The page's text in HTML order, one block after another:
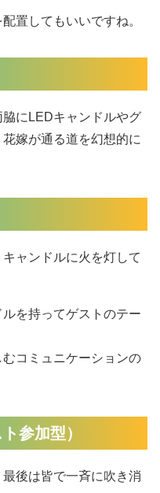
置してもいいですね。
にLEDキャンドルやグ
嫁が通る道を幻想的に
ャンドルに火を灯して
を持ってゲストのテー
コミュニケーションの
参加型）
後は皆で一斉に吹き消